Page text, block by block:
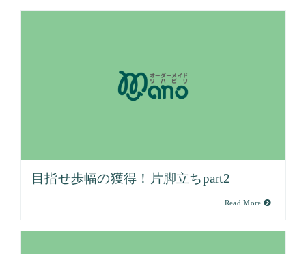
目指せ歩幅の獲得！片脚立ちpart2
Read More